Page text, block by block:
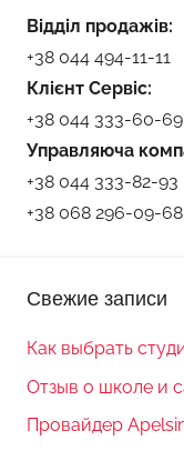
Відділ продажів:
+38 044 494-11-11
Клієнт Сервіс:
+38 044 333-60-69
Управляюча
+38 044 333-82-93
+38 068 296-09-68
Свежие записи
Как выбрать
Отзыв о школе и
Провайдер